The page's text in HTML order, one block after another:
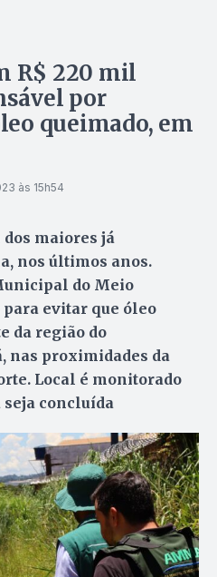
R$ 220 mil
por
queimado, em
às 15h54
maiores já
nos últimos anos.
do Meio
evitar que óleo
da região do
nas proximidades da
Local é monitorado
seja concluída